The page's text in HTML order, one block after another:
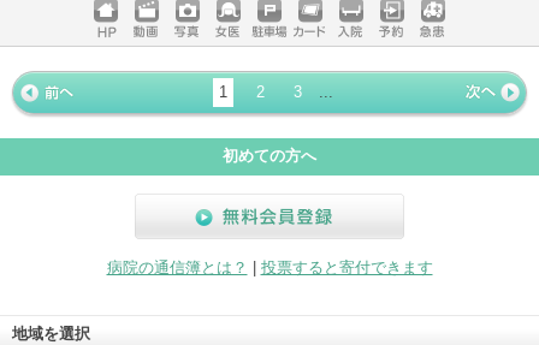
ホームペ
ージ
動画 写真 女医 駐車場
クレジッ
トカード
入院 予約 急患
« 前ペー
ジ
1 2 3
次ページ
»
初めての方へ
病院の通信簿とは？
投票すると寄付できます
地域を選択